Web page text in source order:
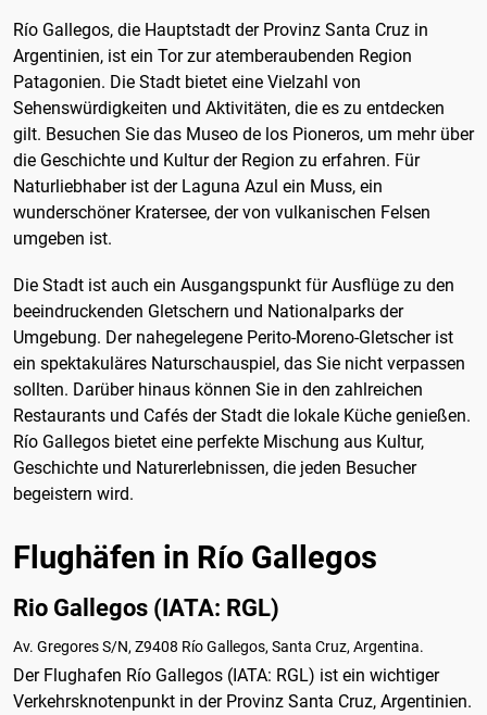
Río Gallegos, die Hauptstadt der Provinz Santa Cruz in
Argentinien, ist ein Tor zur atemberaubenden Region
Patagonien. Die Stadt bietet eine Vielzahl von
Sehenswürdigkeiten und Aktivitäten, die es zu entdecken
gilt. Besuchen Sie das Museo de los Pioneros, um mehr über
die Geschichte und Kultur der Region zu erfahren. Für
Naturliebhaber ist der Laguna Azul ein Muss, ein
wunderschöner Kratersee, der von vulkanischen Felsen
umgeben ist.
Die Stadt ist auch ein Ausgangspunkt für Ausflüge zu den
beeindruckenden Gletschern und Nationalparks der
Umgebung. Der nahegelegene Perito-Moreno-Gletscher ist
ein spektakuläres Naturschauspiel, das Sie nicht verpassen
sollten. Darüber hinaus können Sie in den zahlreichen
Restaurants und Cafés der Stadt die lokale Küche genießen.
Río Gallegos bietet eine perfekte Mischung aus Kultur,
Geschichte und Naturerlebnissen, die jeden Besucher
begeistern wird.
Flughäfen in Río Gallegos
Rio Gallegos (IATA: RGL)
Av. Gregores S/N, Z9408 Río Gallegos, Santa Cruz, Argentina.
Der Flughafen Río Gallegos (IATA: RGL) ist ein wichtiger
Verkehrsknotenpunkt in der Provinz Santa Cruz, Argentinien.